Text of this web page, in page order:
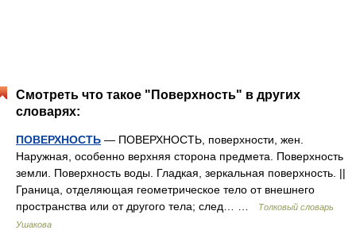
Смотреть что такое "Поверхность" в других
словарях:
ПОВЕРХНОСТЬ — ПОВЕРХНОСТЬ, поверхности, жен.
Наружная, особенно верхняя сторона предмета. Поверхность
земли. Поверхность воды. Гладкая, зеркальная поверхность. ||
Граница, отделяющая геометрическое тело от внешнего
пространства или от другого тела; след… …
Толковый словарь
Ушакова